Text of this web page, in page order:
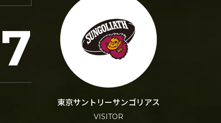
東京サントリーサンゴリアス
VISITOR